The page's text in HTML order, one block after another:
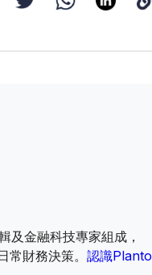
及金融科技專家組成，
財務決策。 認識Planto